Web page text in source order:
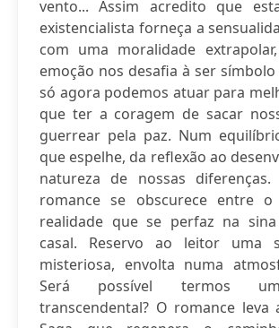
vento... Assim acredito que
existencialista forneça a
com uma moralidade
emoção nos desafia à ser
só agora podemos atuar para
que ter a coragem de sacar
guerrear pela paz. Num
que espelhe, da reflexão ao
natureza de nossas
romance se obscurece entre
realidade que se perfaz na
casal. Reservo ao leitor uma
misteriosa, envolta numa
Será possível termos
transcendental? O romance leva